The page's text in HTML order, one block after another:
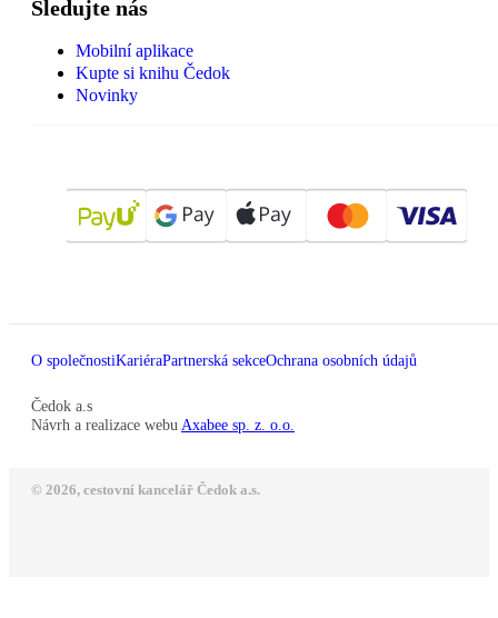
Sledujte nás
Mobilní aplikace
Kupte si knihu Čedok
Novinky
O společnostiKariéraPartnerská sekceOchrana osobních údajů
Čedok a.s
Návrh a realizace webu Axabee sp. z. o.o.
© 2026, cestovní kancelář Čedok a.s.